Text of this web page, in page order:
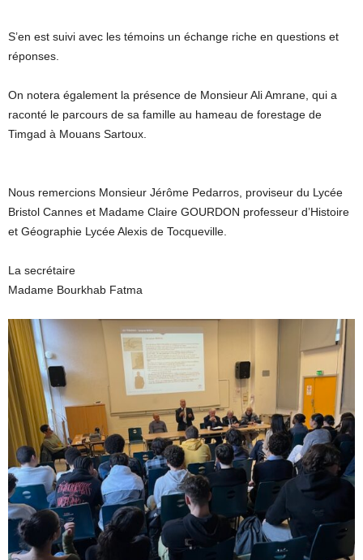
S’en est suivi avec les témoins un échange riche en questions et
réponses.
On notera également la présence de Monsieur Ali Amrane, qui a
raconté le parcours de sa famille au hameau de forestage de
Timgad à Mouans Sartoux.
Nous remercions Monsieur Jérôme Pedarros, proviseur du Lycée
Bristol Cannes et Madame Claire GOURDON professeur d’Histoire
et Géographie Lycée Alexis de Tocqueville.
La secrétaire
Madame Bourkhab Fatma